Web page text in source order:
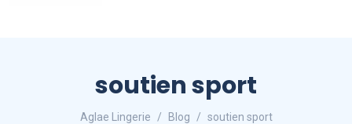
soutien sport
Aglae Lingerie Blog soutien sport